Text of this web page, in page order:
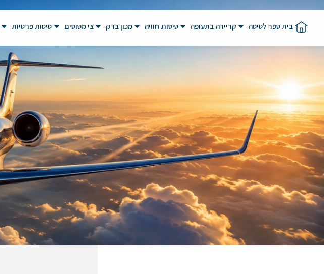
בית ספר לטיסה קריירה בתעופה טיסות חוויה מכון בדק צי מטוסים טיסות פרטיות